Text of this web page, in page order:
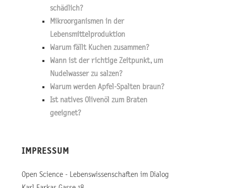
schädlich?
Mikroorganismen in der
Lebensmittelproduktion
Warum fällt Kuchen zusammen?
Wann ist der richtige Zeitpunkt, um
Nudelwasser zu salzen?
Warum werden Apfel-Spalten braun?
Ist natives Olivenöl zum Braten
geeignet?
IMPRESSUM
Open Science - Lebenswissenschaften im Dialog